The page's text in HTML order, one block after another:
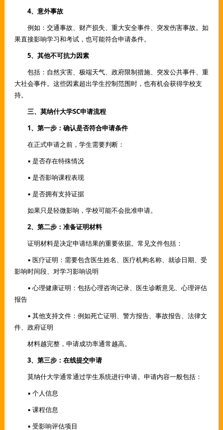
4、意外事故
例如：交通事故、财产损失、重大安全事件、突发伤害事故。如
果直接影响学习和考试，也可能符合申请条件。
5、其他不可抗力因素
包括：自然灾害、极端天气、政府限制措施、突发公共事件、重
大社会事件。这些因素超出学生控制范围时，也有机会获得学校支
持。
三、莫纳什大学SC申请流程
1、第一步：确认是否符合申请条件
在正式申请之前，学生需要判断：
▪ 是否存在特殊情况
▪ 是否影响课程表现
▪ 是否拥有支持证据
如果只是轻微影响，学校可能不会批准申请。
2、第二步：准备证明材料
证明材料是决定申请结果的重要依据。常见文件包括：
▪ 医疗证明：需要包含医生姓名、医疗机构名称、就诊日期、受
影响时间段、对学习影响说明
▪ 心理健康证明：包括心理咨询记录、医生诊断意见、心理评估
报告
▪ 其他支持文件：例如死亡证明、警方报告、事故报告、法律文
件、政府证明
材料越完整，申请成功率通常越高。
3、第三步：在线提交申请
莫纳什大学通常通过学生系统进行申请。申请内容一般包括：
▪ 个人信息
▪ 课程信息
▪ 受影响评估项目